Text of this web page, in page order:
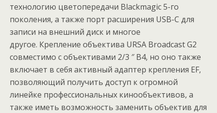
технологию цветопередачи Blackmagic 5-го
поколения, а также порт расширения USB-C для
записи на внешний диск и многое
другое. Крепление объектива URSA Broadcast G2
совместимо с объективами 2/3 ″ B4, но оно также
включает в себя активный адаптер крепления EF,
позволяющий получить доступ к огромной
линейке профессиональных кинообъективов, а
также иметь возможность заменить объектив для